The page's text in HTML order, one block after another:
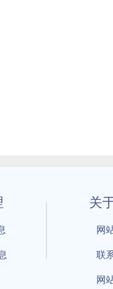
关
网
联
网